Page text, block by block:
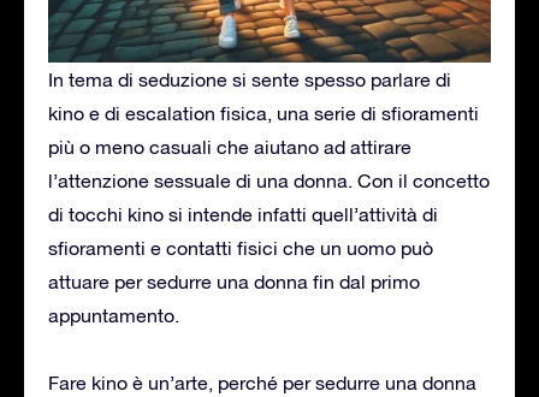
In tema di seduzione si sente spesso parlare di
kino e di escalation fisica, una serie di sfioramenti
più o meno casuali che aiutano ad attirare
l’attenzione sessuale di una donna. Con il concetto
di tocchi kino si intende infatti quell’attività di
sfioramenti e contatti fisici che un uomo può
attuare per sedurre una donna fin dal primo
appuntamento.
Fare kino è un’arte, perché per sedurre una donna